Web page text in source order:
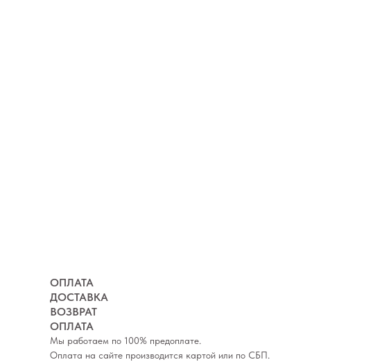
ОПЛАТА
ДОСТАВКА
ВОЗВРАТ
ОПЛАТА
Мы работаем по 100% предоплате.
Оплата на сайте производится картой или по СБП.